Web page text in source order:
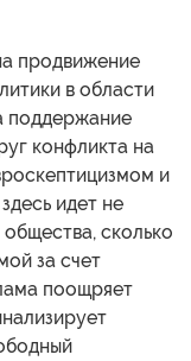
продвижение
в области
поддержание
конфликта на
и
идет не
сколько
за счет
поощряет